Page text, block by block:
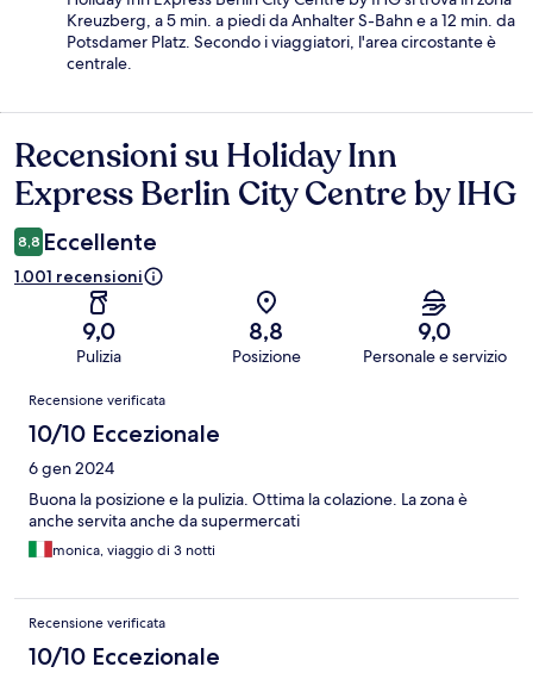
Kreuzberg, a 5 min. a piedi da Anhalter S-Bahn e a 12 min. da
Potsdamer Platz. Secondo i viaggiatori, l'area circostante è
centrale.
Recensioni
Recensioni su Holiday Inn
Express Berlin City Centre by IHG
8,8 Eccellente
1.001 recensioni
9,0
Pulizia
8,8
Posizione
9,0
Personale e servizio
Recensioni
Recensione verificata
10/10 Eccezionale
6 gen 2024
Buona la posizione e la pulizia. Ottima la colazione. La zona è
anche servita anche da supermercati
monica, viaggio di 3 notti
Recensione verificata
10/10 Eccezionale